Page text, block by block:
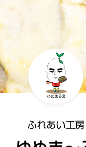
ブログ